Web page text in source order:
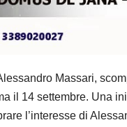
Massari,
il 14 settembre. Una
l’interesse di